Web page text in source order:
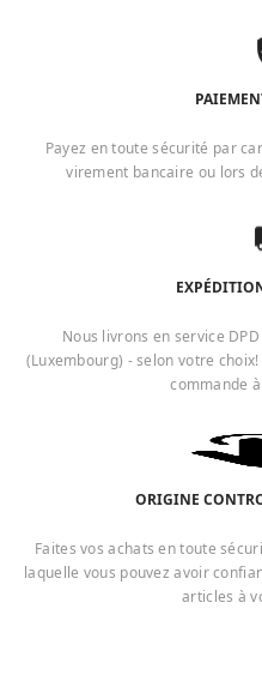
Payez en toute sécurité par
virement bancaire ou lors
Nous livrons en service
(Luxembourg) - selon votre
commande
ORIGINE
Faites vos achats en toute
laquelle vous pouvez avoir
articles à